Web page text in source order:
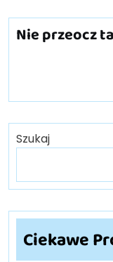
Nie przeocz
Szukaj
Ciekawe